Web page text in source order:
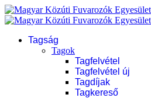
Tagság
Tagok
Tagfelvétel
Tagfelvétel új
Tagdíjak
Tagkereső